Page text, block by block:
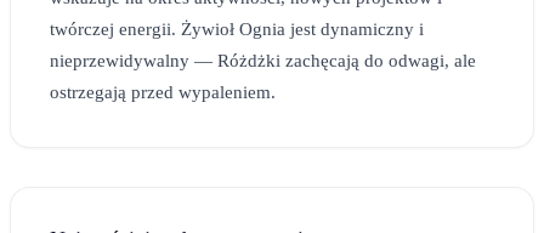
twórczej energii. Żywioł Ognia jest dynamiczny i
nieprzewidywalny — Różdżki zachęcają do odwagi, ale
ostrzegają przed wypaleniem.